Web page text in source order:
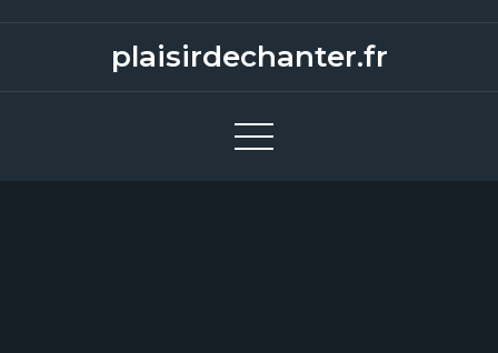
plaisirdechanter.fr